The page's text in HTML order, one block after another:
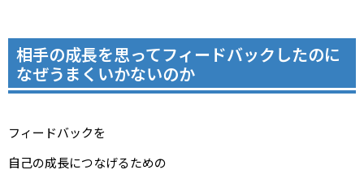
相手の成長を思ってフィードバックしたのに
なぜうまくいかないのか
フィードバックを
自己の成長につなげるための